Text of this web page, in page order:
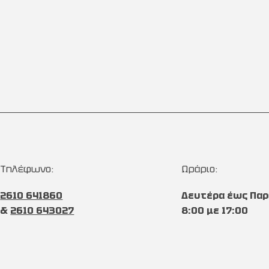
Τηλέφωνο:
2610 641860
& 2610 643027
Ωράριο:
Δευτέρα έως
8:00 με 17:00